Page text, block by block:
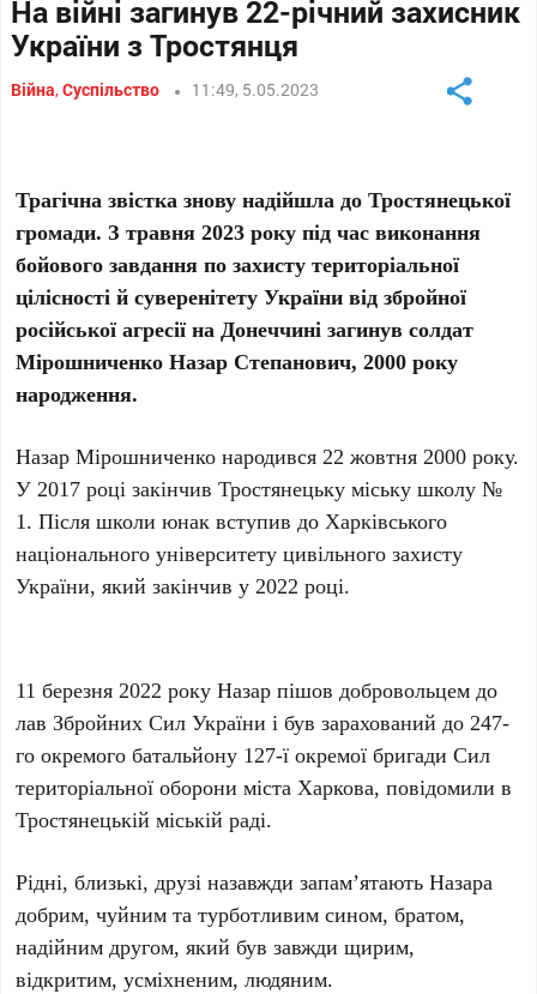
На війні загинув 22-річний захисник
України з Тростянця
Війна,Суспільство 11:49, 5.05.2023
Трагічна звістка знову надійшла до Тростянецької
громади. З травня 2023 року під час виконання
бойового завдання по захисту територіальної
цілісності й суверенітету України від збройної
російської агресії на Донеччині загинув солдат
Мірошниченко Назар Степанович, 2000 року
народження.
Назар Мірошниченко народився 22 жовтня 2000 року.
У 2017 році закінчив Тростянецьку міську школу №
1. Після школи юнак вступив до Харківського
національного університету цивільного захисту
України, який закінчив у 2022 році.
11 березня 2022 року Назар пішов добровольцем до
лав Збройних Сил України і був зарахований до 247-
го окремого батальйону 127-ї окремої бригади Сил
територіальної оборони міста Харкова, повідомили в
Тростянецькій міській раді.
Рідні, близькі, друзі назавжди запам’ятають Назара
добрим, чуйним та турботливим сином, братом,
надійним другом, який був завжди щирим,
відкритим, усміхненим, людяним.